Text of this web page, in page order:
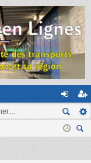
on
ne
ns
cri